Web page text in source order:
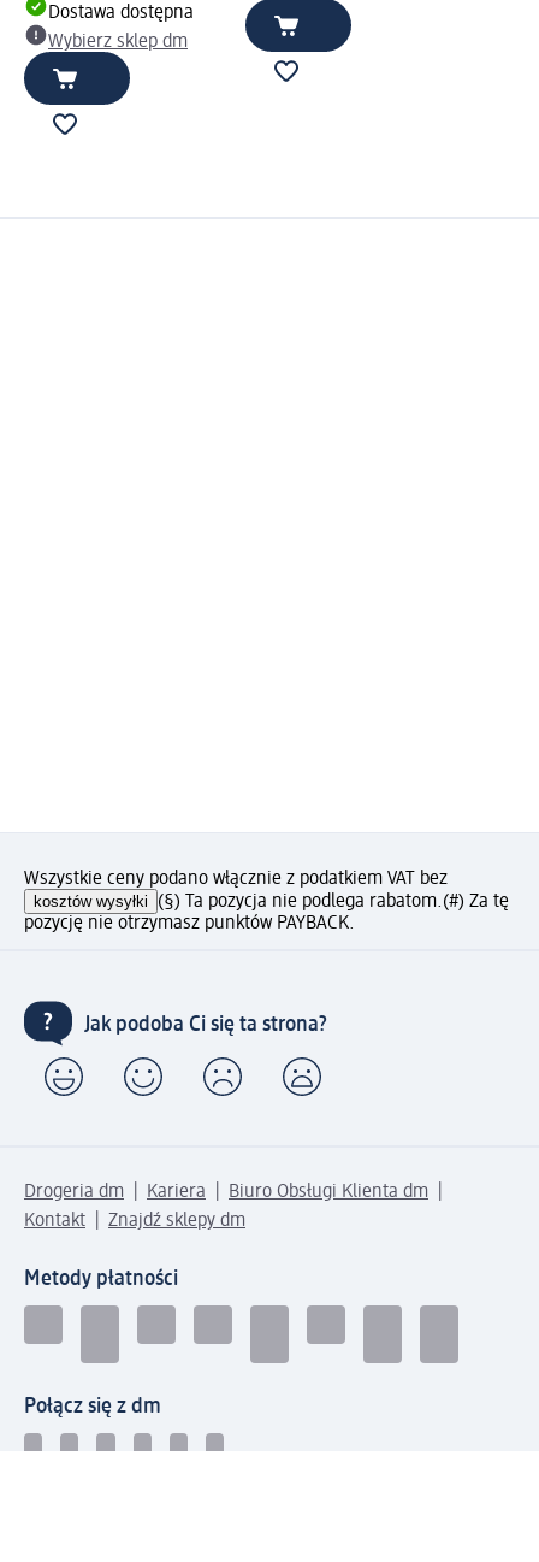
Dostawa dostępna
Wybierz sklep dm
Wszystkie ceny podano włącznie z podatkiem VAT bez
kosztów wysyłki (§) Ta pozycja nie podlega rabatom.(#) Za tę
pozycję nie otrzymasz punktów PAYBACK.
Jak podoba Ci się ta strona?
Drogeria dm Kariera
Biuro Obsługi Klienta dm
Kontakt
Znajdź sklepy dm
Metody płatności
Połącz się z dm